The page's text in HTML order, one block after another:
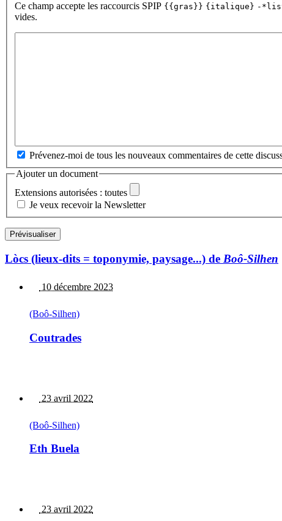
Ce champ accepte les raccourcis SPIP {{gras}} {italique} -
vides.
Prévenez-moi de tous les nouveaux commentaires de cette
Ajouter un document
Extensions autorisées : toutes
Je veux recevoir la Newsletter
Lòcs (lieux-dits = toponymie, paysage...) de Boô-Silhen
10 décembre 2023
(Boô-Silhen)
Coutrades
23 avril 2022
(Boô-Silhen)
Eth Buela
23 avril 2022